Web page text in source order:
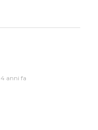
4 anni fa